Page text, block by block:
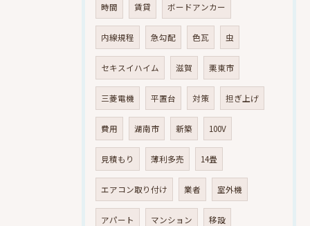
時間 賃貸 ボードアンカー
内線規程 急勾配 色瓦 虫
セキスイハイム 滋賀 栗東市
三菱電機 平置台 対策 担ぎ上げ
費用 湖南市 新築 100V
見積もり 薄利多売 14畳
エアコン取り付け 業者 室外機
アパート マンション 移設